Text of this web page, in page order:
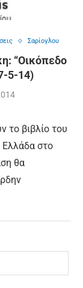
Σαρίογλου
“Οικόπεδο
5-14)
το βιβλίο του
Ελλάδα στο
θα